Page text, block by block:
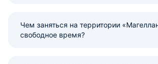
Чем заняться на территории
свободное время?